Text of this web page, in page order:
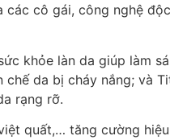
các cô gái, công nghệ
khỏe làn da giúp làm
da bị cháy nắng; và
rạng rỡ.
quất,… tăng cường